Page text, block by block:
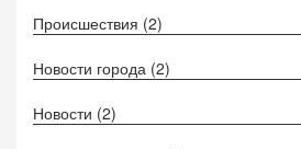
Происшествия (2)
Новости города (2)
Новости (2)